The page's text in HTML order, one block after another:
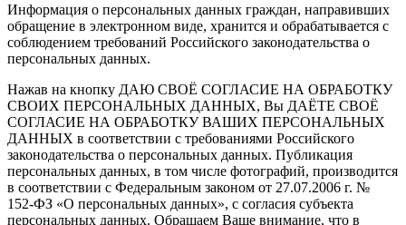
Информация о персональных данных граждан, направивших
обращение в электронном виде, хранится и обрабатывается с
соблюдением требований Российского законодательства о
персональных данных.
Нажав на кнопку ДАЮ СВОЁ СОГЛАСИЕ НА ОБРАБОТКУ
СВОИХ ПЕРСОНАЛЬНЫХ ДАННЫХ, Вы ДАЁТЕ СВОЁ
СОГЛАСИЕ НА ОБРАБОТКУ ВАШИХ ПЕРСОНАЛЬНЫХ
ДАННЫХ в соответствии с требованиями Российского
законодательства о персональных данных. Публикация
персональных данных, в том числе фотографий, производится
в соответствии с Федеральным законом от 27.07.2006 г. №
152-ФЗ «О персональных данных», с согласия субъекта
персональных данных. Обращаем Ваше внимание, что в